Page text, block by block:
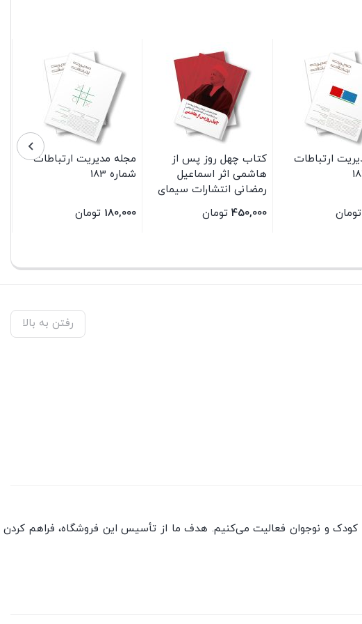
ارتباطات
تومان
کتاب چهل روز پس از
هاشمی اثر اسماعیل
رمضانی انتشارات سیمای
450,000 تومان
مجله مدیریت ارتباطات
شماره 183
180,000 تومان
رفتن به بالا
و نوجوان فعالیت می‌کنیم. هدف ما از تأسیس این فروشگاه، فراهم کردن